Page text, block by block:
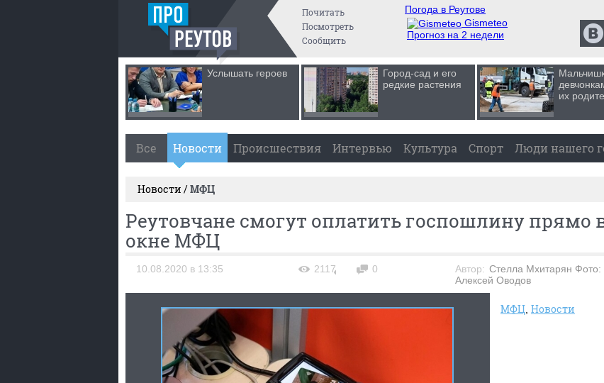
Почитать
Посмотреть
Сообщить
Погода в Реутове
Gismeteo
Прогноз на 2 недели
Услышать героев
Город-сад и его
редкие растения
их
Все Новости Происшествия Интервью Культура Спорт Люди нашего
Новости /МФЦ
Реутовчане смогут оплатить госпошлину прямо
окне МФЦ
10.08.2020 в 13:35 2117 0 Автор: Стелла Мхитарян Фото:
Алексей Оводов
МФЦ Новости